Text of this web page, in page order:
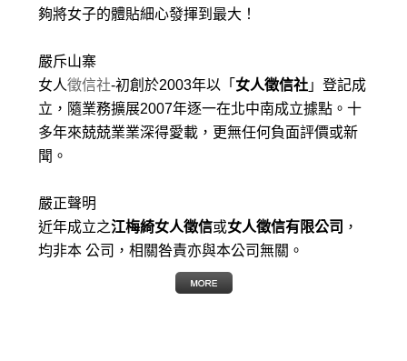
夠將女子的體貼細心發揮到最大 ！
嚴斥山寨
女人徵信社-初創於2003年以「 女人徵信社 」登記成
立，隨業務擴展2007年逐一在北中南成立據點。十
多年來兢兢業業深得愛載，更無任何負面評價或新
聞。
嚴正聲明
近年成立之江梅綺女人徵信或女人徵信有限公司 ，
均非本 公司，相關咎責亦與本公司無關。